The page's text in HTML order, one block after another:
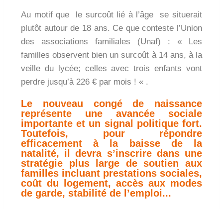
Au motif que le surcoût lié à l’âge se situerait
plutôt autour de 18 ans. Ce que conteste l’Union
des associations familiales (Unaf) : « Les
familles observent bien un surcoût à 14 ans, à la
veille du lycée; celles avec trois enfants vont
perdre jusqu’à 226 € par mois ! « .
Le nouveau congé de naissance
représente une avancée sociale
importante et un signal politique fort.
Toutefois, pour répondre
efficacement à la baisse de la
natalité, il devra s’inscrire dans une
stratégie plus large de soutien aux
familles incluant prestations sociales,
coût du logement, accès aux modes
de garde, stabilité de l’emploi...